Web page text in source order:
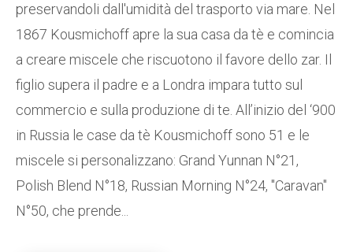
preservandoli dall'umidità del trasporto via mare. Nel
1867 Kousmichoff apre la sua casa da tè e comincia
a creare miscele che riscuotono il favore dello zar. Il
figlio supera il padre e a Londra impara tutto sul
commercio e sulla produzione di te. All’inizio del ‘900
in Russia le case da tè Kousmichoff sono 51 e le
miscele si personalizzano: Grand Yunnan N°21,
Polish Blend N°18, Russian Morning N°24, "Caravan"
N°50, che prende...